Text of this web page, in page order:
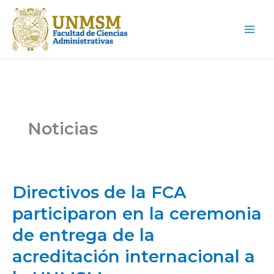
contenido
Noticias
Directivos de la FCA
participaron en la ceremonia
de entrega de la
acreditación internacional a
Directivos
la
FCA
en